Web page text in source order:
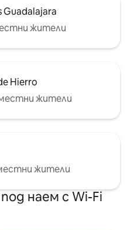
Guadalajara
жители
Hierro
жители
жители
наем с Wi-Fi